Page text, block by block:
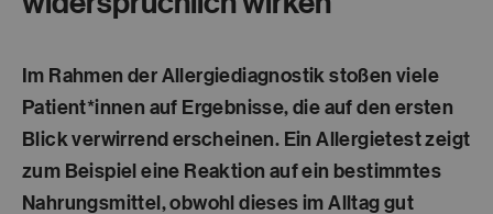
Im Rahmen der Allergiediagnostik stoßen viele
Patient*innen auf Ergebnisse, die auf den ersten
Blick verwirrend erscheinen. Ein Allergietest zeigt
zum Beispiel eine Reaktion auf ein bestimmtes
Nahrungsmittel, obwohl dieses im Alltag gut